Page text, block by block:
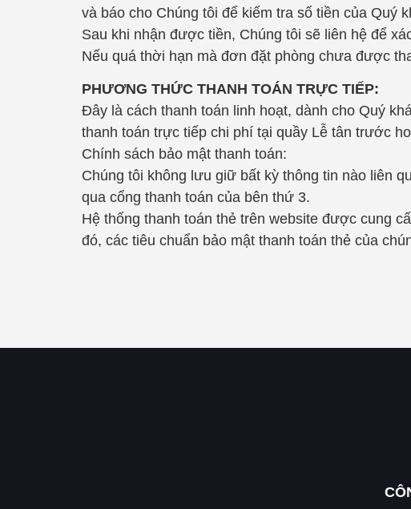
và báo cho Chúng tôi để kiếm tra số tiền của Quý
Sau khi nhận được tiền, Chúng tôi sẽ liên hệ để
Nếu quá thời hạn mà đơn đặt phòng chưa được
PHƯƠNG THỨC THANH TOÁN TRỰC TIẾP:
Đây là cách thanh toán linh hoạt, dành cho Quý
thanh toán trực tiếp chi phí tại quầy Lễ tân trước
Chính sách bảo mật thanh toán:
Chúng tôi không lưu giữ bất kỳ thông tin nào liên
qua cổng thanh toán của bên thứ 3.
Hệ thống thanh toán thẻ trên website được cung
đó, các tiêu chuẩn bảo mật thanh toán thẻ của